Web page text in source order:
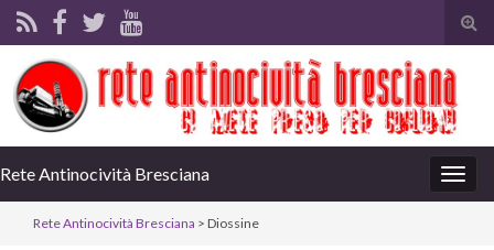
Rete Antinocività Bresciana
Rete Antinocività Bresciana > Diossine